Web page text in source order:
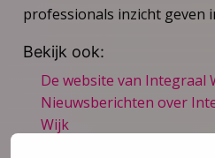
professionals inzicht geven
Bekijk ook:
De website van Integraal
Nieuwsberichten over
Wijk